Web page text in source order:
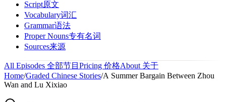
Script原文
Vocabulary词汇
Grammar语法
Proper Nouns专有名词
Sources来源
All Episodes 全部节目 Pricing 价格About 关于
Home/Graded Chinese Stories/A Summer Bargain Between Zhou
Wan and Lu Xixiao